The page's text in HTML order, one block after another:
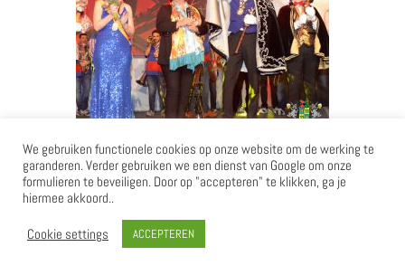
We gebruiken functionele cookies op onze website om de werking te
garanderen. Verder gebruiken we een dienst van Google om onze
formulieren te beveiligen. Door op "accepteren" te klikken, ga je
hiermee akkoord..
Cookie settings ACCEPTEREN